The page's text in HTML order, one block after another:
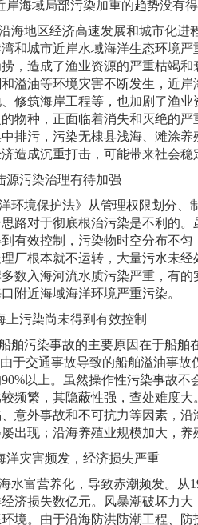
岸海域局部污染加重的趋势没有
海地区经济高速发展和城市化
和城市近岸水域海洋生态环境
，造成了渔业资源的严重枯竭
溢油等环境灾害不断发生，近
修筑海岸工程等，也加剧了渔
物种，正面临着消失和灭绝的严
排污，污染无棣县浅海、滩涂养
造成沉重打击，可能带来社会稳
源污染治理有待加强
洋环境保护法》从管理权限划分
路对于彻底根治污染是不利的
有效控制，污染物时空分布不
厂根本就不运转，大量污水未
数入海河流水质污染严重，有
附近海域海洋环境严重污染。
上污染尚未得到有效控制
舶污染事故的主要原因在于船舶
于交通事故导致的船舶溢油事故
90%以上。虽然操作性污染事故
频繁，其隐蔽性强，查处难度
意外事故和不可抗力等因素，
出现；沿海养殖业规模加大，养
洋灾害频发，经济损失严重
水富营养化，导致赤潮频发。从
济损失数亿元。风暴潮破坏力
境。由于沿海防洪防潮工程、